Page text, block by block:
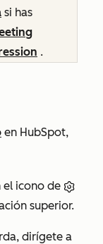
si has
.
en HubSpot,
el icono de
superior.
dirígete a